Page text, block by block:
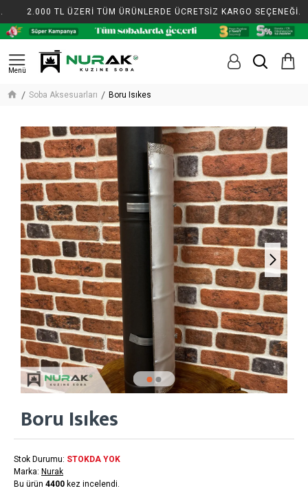
2.000 TL ÜZERİ TÜM ÜRÜNLERDE ÜCRETSİZ KARGO SEÇENEĞİ.
Soba Aksesuarları Boru Isıkes
Boru Isıkes
Stok Durumu: STOKDA YOK
Marka: Nurak
Bu ürün 4400 kez incelendi.